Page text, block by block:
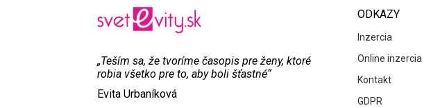
„Teším sa, že tvoríme časopis pre ženy, ktoré
robia všetko pre to, aby boli šťastné“
Evita Urbaníková
ODKAZY
Inzercia
Online inzercia
Kontakt
GDPR